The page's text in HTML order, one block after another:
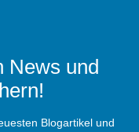
News und
Blogartikel und